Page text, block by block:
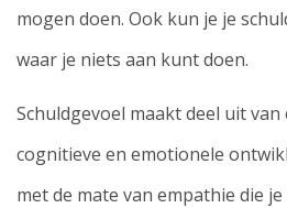
mogen doen. Ook kun je je
waar je niets aan kunt doen.
Schuldgevoel maakt deel uit
cognitieve en emotionele
met de mate van empathie die